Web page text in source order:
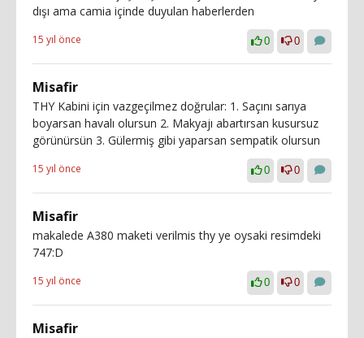
dışı ama camia içinde duyulan haberlerden
15 yıl önce 0 0
Misafir
THY Kabini için vazgeçilmez doğrular: 1. Saçını sarıya
boyarsan havalı olursun 2. Makyajı abartırsan kusursuz
görünürsün 3. Gülermiş gibi yaparsan sempatik olursun
15 yıl önce 0 0
Misafir
makalede A380 maketi verilmis thy ye oysaki resimdeki
747:D
15 yıl önce 0 0
Misafir